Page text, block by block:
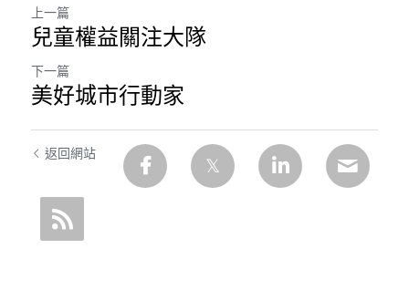
上一篇
兒童權益關注大隊
下一篇
美好城市行動家
返回網站